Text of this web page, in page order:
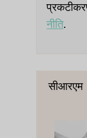
नीति.
सीआरएम